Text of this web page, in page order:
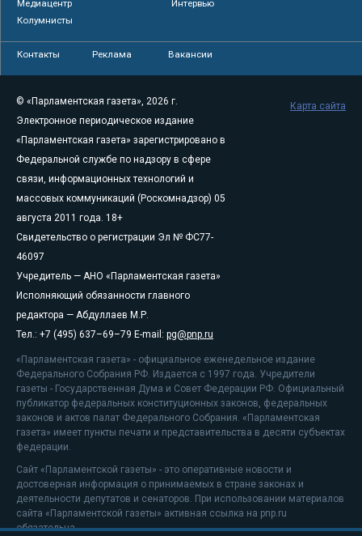
Медиацентр
Интервью
Колумнисты
Контакты Реклама Вакансии
© «Парламентская газета», 2026 г.
Электронное периодическое издание
«Парламентская газета» зарегистрировано в
Федеральной службе по надзору в сфере
связи, информационных технологий и
массовых коммуникаций (Роскомнадзор) 05
августа 2011 года. 18+
Свидетельство о регистрации Эл № ФС77-
46097
Учредитель — АНО «Парламентская газета»
Исполняющий обязанности главного
редактора — Абдуллаев М.Р.
Тел.: +7 (495) 637–69–79 E-mail: pg@pnp.ru
«Парламентская газета» - официальное еженедельное издание
Федерального Собрания РФ. Издается с 1997 года. Учредители
газеты - Государственная Дума и Совет Федерации РФ. Официальный
публикатор федеральных конституционных законов, федеральных
законов и актов палат Федерального Собрания. «Парламентская
газета» имеет пункты печати и представительства в десяти субъектах
федерации.
Сайт «Парламентской газеты» - это оперативные новости и
достоверная информация о принимаемых в стране законах и
деятельности депутатов и сенаторов. При использовании материалов
сайта «Парламентской газеты» активная ссылка на pnp.ru
обязательна.
Карта сайта